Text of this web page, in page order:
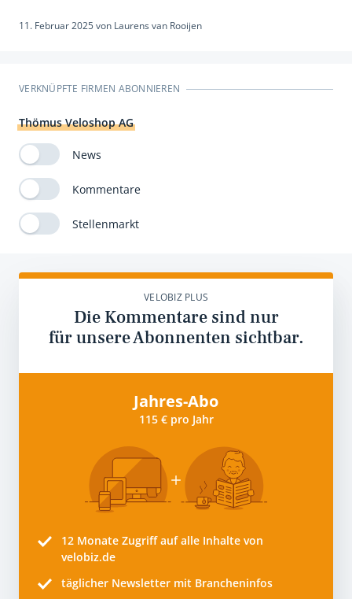
11. Februar 2025von Laurens van Rooijen
VERKNÜPFTE FIRMEN ABONNIEREN
Thömus Veloshop AG
News
Kommentare
Stellenmarkt
VELOBIZ PLUS
Die Kommentare sind nur
für unsere Abonnenten sichtbar.
Jahres-Abo
115 € pro Jahr
12 Monate Zugriff auf alle Inhalte von
velobiz.de
täglicher Newsletter mit Brancheninfos